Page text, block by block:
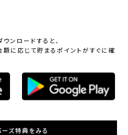
ンロードすると、
に応じて貯まるポイントがすぐに確
ーズ特典をみる